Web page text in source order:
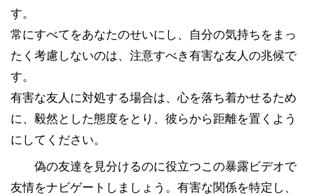
す。
常にすべてをあなたのせいにし、自分の気持ちをまっ
たく考慮しないのは、注意すべき有害な友人の兆候で
す。
有害な友人に対処する場合は、心を落ち着かせるため
に、毅然とした態度をとり、彼らから距離を置くよう
にしてください。
偽の友達を見分けるのに役立つこの暴露ビデオで
友情をナビゲートしましょう。有害な関係を特定し、